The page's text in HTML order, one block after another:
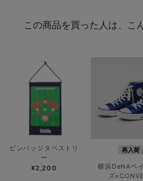
この商品を買った人は、こ
ピンバッジタペストリ
ー
¥2,200
再入荷
横浜DeNAベ
ズ